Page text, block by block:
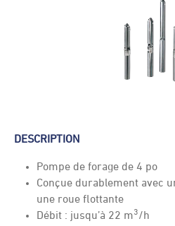
DESCRIPTION
Pompe de forage de 4 po
Conçue durablement avec
une roue flottante
Débit : jusqu’à 22 m3/h